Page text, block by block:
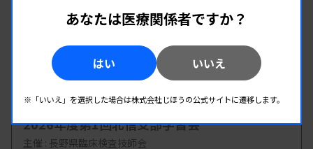
開催場所 : 和歌山県 | WEB
微生物
2026.08.22（土）-2026.08.22（土）
2026年度第1回北信支部学習会
主催 : 長野県臨床検査技師会
あなたは医療関係者ですか？
はい いいえ
※「いいえ」を選択した場合は株式会社じほうの公式サイトに遷移します。